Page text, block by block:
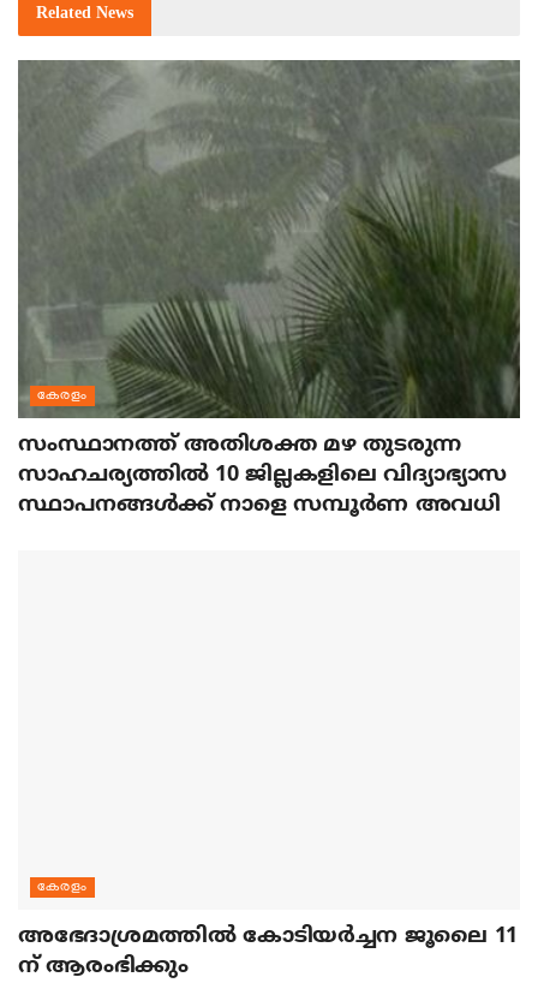
Related News
കേരളം
സംസ്ഥാനത്ത് അതിശക്ത മഴ തുടരുന്ന
സാഹചര്യത്തിൽ 10 ജില്ലകളിലെ വിദ്യാഭ്യാസ
സ്ഥാപനങ്ങൾക്ക് നാളെ സമ്പൂർണ അവധി
കേരളം
അഭേദാശ്രമത്തില്‍ കോടിയര്‍ച്ചന ജൂലൈ 11
ന് ആരംഭിക്കും